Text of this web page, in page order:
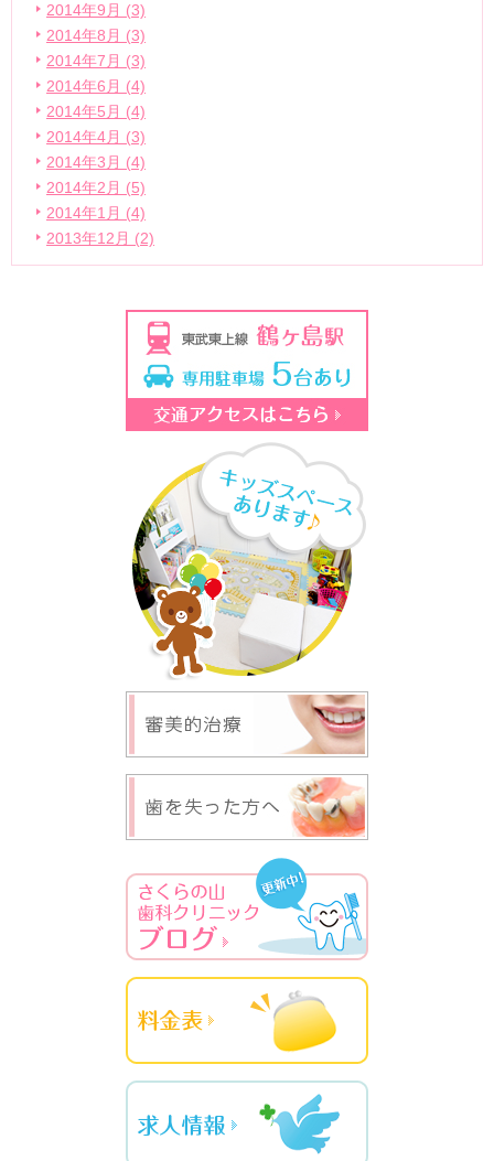
2014年9月 (3)
2014年8月 (3)
2014年7月 (3)
2014年6月 (4)
2014年5月 (4)
2014年4月 (3)
2014年3月 (4)
2014年2月 (5)
2014年1月 (4)
2013年12月 (2)